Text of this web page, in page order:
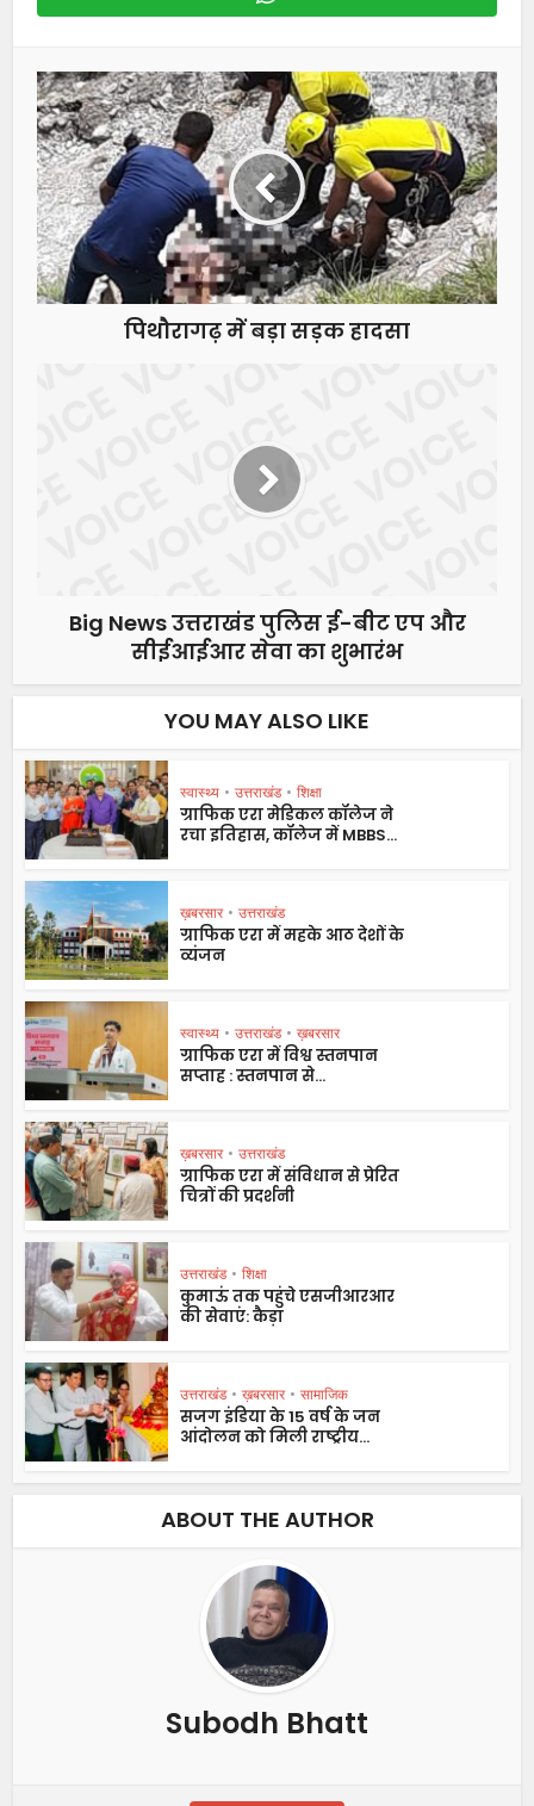
पिथौरागढ़ में बड़ा सड़क हादसा
Big News उत्तराखंड पुलिस ई-बीट एप और
सीईआईआर सेवा का शुभारंभ
YOU MAY ALSO LIKE
स्वास्थ्य • उत्तराखंड • शिक्षा
ग्राफिक एरा मेडिकल कॉलेज ने
रचा इतिहास, कॉलेज में MBBS...
ख़बरसार • उत्तराखंड
ग्राफिक एरा में महके आठ देशों के
व्यंजन
स्वास्थ्य • उत्तराखंड • ख़बरसार
ग्राफिक एरा में विश्व स्तनपान
सप्ताह : स्तनपान से...
ख़बरसार • उत्तराखंड
ग्राफिक एरा में संविधान से प्रेरित
चित्रों की प्रदर्शनी
उत्तराखंड • शिक्षा
कुमाऊं तक पहुंचे एसजीआरआर
की सेवाएं: कैड़ा
उत्तराखंड • ख़बरसार • सामाजिक
सजग इंडिया के 15 वर्ष के जन
आंदोलन को मिली राष्ट्रीय...
ABOUT THE AUTHOR
Subodh Bhatt